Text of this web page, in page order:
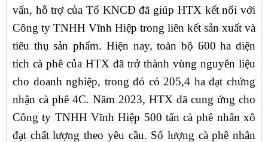
vấn, hỗ trợ của Tổ KNCĐ đã giúp HTX kết nối với
Công ty TNHH Vĩnh Hiệp trong liên kết sản xuất và
tiêu thụ sản phẩm. Hiện nay, toàn bộ 600 ha diện
tích cà phê của HTX đã trở thành vùng nguyên liệu
cho doanh nghiệp, trong đó có 205,4 ha đạt chứng
nhận cà phê 4C. Năm 2023, HTX đã cung ứng cho
Công ty TNHH Vĩnh Hiệp 500 tấn cà phê nhân xô
đạt chất lượng theo yêu cầu. Số lượng cà phê nhân